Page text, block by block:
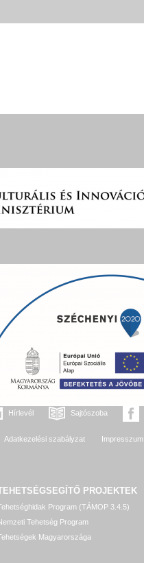
Hírlevél Sajtószoba
Adatkezelési szabályzat Impresszum
PROJEKTEK
Program (TÁMOP 3.4.5)
Tehetség Program
Magyarországa